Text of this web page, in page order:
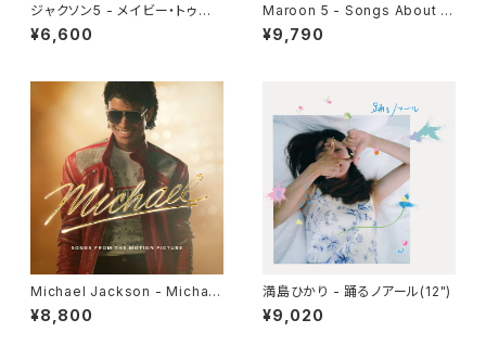
ジャクソン5 - メイビー・トゥモ
ロー [さよならは言わないで](L
P重量盤)
¥6,600
Maroon 5 - Songs About J
ane[Gold Vinyl](LP)
¥9,790
Michael Jackson - Michae
l: Songs From The Motion
Picture(2LP)
¥8,800
満島ひかり - 踊るノアール(12")
¥9,020